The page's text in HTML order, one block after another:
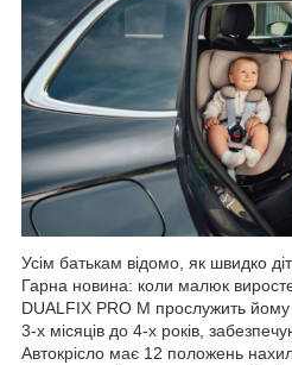
Усім батькам відомо, як швидко
Гарна новина: коли малюк
DUALFIX PRO M прослужить йому
3-х місяців до 4-х років,
Автокрісло має 12 положень